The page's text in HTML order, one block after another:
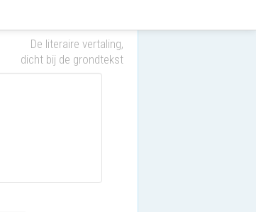
De literaire vertaling,
dicht bij de grondtekst